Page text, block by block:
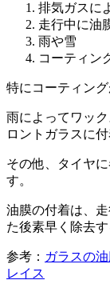
排気ガスに
走行中に油
雨や雪
コーティン
特にコーティン
雨によってワッ
ロントガラスに
その他、タイヤ
す。
油膜の付着は、
た後素早く除去
参考： ガラスの
レイス